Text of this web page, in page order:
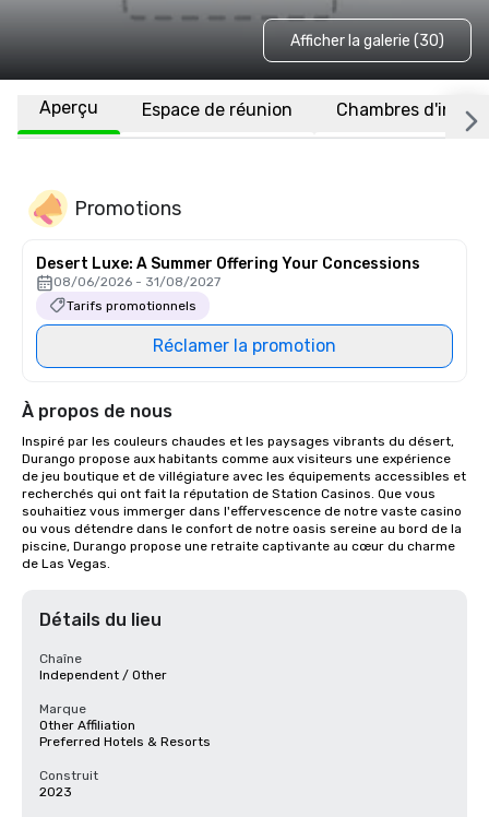
Afficher la galerie (30)
Aperçu Espace de réunion Chambres
Promotions
Desert Luxe: A Summer Offering Your Concessions
08/06/2026 - 31/08/2027
Tarifs promotionnels
Réclamer la promotion
À propos de nous
Inspiré par les couleurs chaudes et les paysages vibrants du désert,
Durango propose aux habitants comme aux visiteurs une expérience
de jeu boutique et de villégiature avec les équipements accessibles et
recherchés qui ont fait la réputation de Station Casinos. Que vous
souhaitiez vous immerger dans l'effervescence de notre vaste casino
ou vous détendre dans le confort de notre oasis sereine au bord de la
piscine, Durango propose une retraite captivante au cœur du charme
de Las Vegas.
Détails du lieu
Chaîne
Independent / Other
Marque
Other Affiliation
Preferred Hotels & Resorts
Construit
2023